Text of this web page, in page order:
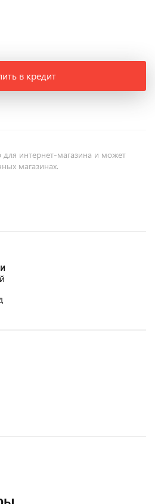
в кредит
для интернет-магазина и может
магазинах.